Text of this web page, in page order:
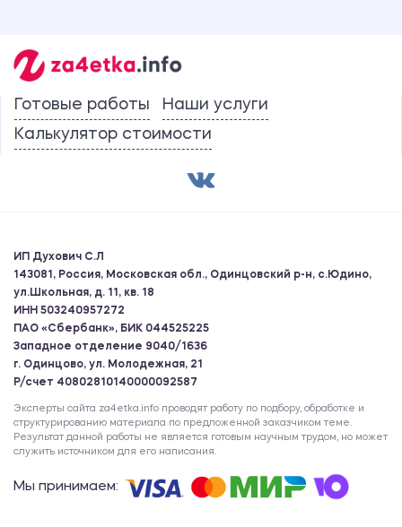
Готовые работы
Наши услуги
Калькулятор стоимости
ИП Духович С.Л
143081, Россия, Московская обл., Одинцовский р-н, с.Юдино,
ул.Школьная, д. 11, кв. 18
ИНН 503240957272
ПАО «Сбербанк», БИК 044525225
Западное отделение 9040/1636
г. Одинцово, ул. Молодежная, 21
Р/счет 40802810140000092587
Эксперты сайта za4etka.info проводят работу по подбору, обработке и
структурированию материала по предложенной заказчиком теме.
Результат данной работы не является готовым научным трудом, но может
служить источником для его написания.
Мы принимаем: